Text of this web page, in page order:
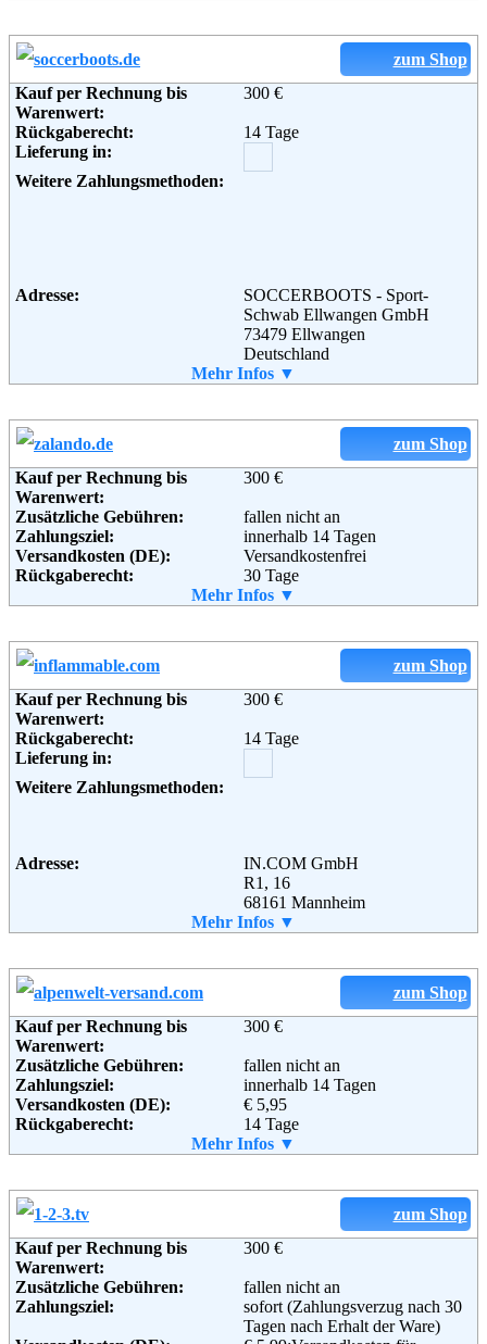
Weitere Zahlungsmethoden:
Adresse:
vStores Trading GmbH
Informationen:
zum Shop
Kauf per Rechnung bis
Warenwert:
300 €
Rückgaberecht:
14 Tage
Lieferung in:
Weitere Zahlungsmethoden:
Adresse:
SOCCERBOOTS - Sport-
Schwab Ellwangen GmbH
73479 Ellwangen
Deutschland
+49 (0)7961 90 78 78
Mehr Infos ▼
zum Shop
Kauf per Rechnung bis
Warenwert:
300 €
Zusätzliche Gebühren:
fallen nicht an
Zahlungsziel:
innerhalb 14 Tagen
Versandkosten (DE):
Versandkostenfrei
Rückgaberecht:
30 Tage
Ja
Weitere Zahlungsmethoden:
Adresse:
Zalando AG
10437 Berlin
Telefon:
Fax:
+49 (0) 30 2759 46 93
Email:
Blog,AGB
Mehr Infos ▼
zum Shop
Kauf per Rechnung bis
Warenwert:
300 €
Rückgaberecht:
14 Tage
Lieferung in:
Weitere Zahlungsmethoden:
Adresse:
IN.COM GmbH
R1, 16
68161 Mannheim
01805 822823
Soziale Kanäle:
Weiterführende
Informationen:
Mehr Infos ▼
zum Shop
Kauf per Rechnung bis
Warenwert:
300 €
Zusätzliche Gebühren:
fallen nicht an
Zahlungsziel:
innerhalb 14 Tagen
Versandkosten (DE):
€ 5,95
Rückgaberecht:
14 Tage
Ja
Weitere Zahlungsmethoden:
Adresse:
Alpenwelt Versand GmbH
8055 Graz, Österreich
Telefon:
0180 58 158 10
0043 316 2467
Mehr Infos ▼
zum Shop
Kauf per Rechnung bis
Warenwert:
300 €
Zusätzliche Gebühren:
fallen nicht an
Zahlungsziel:
sofort (Zahlungsverzug nach 30
Tagen nach Erhalt der Ware)